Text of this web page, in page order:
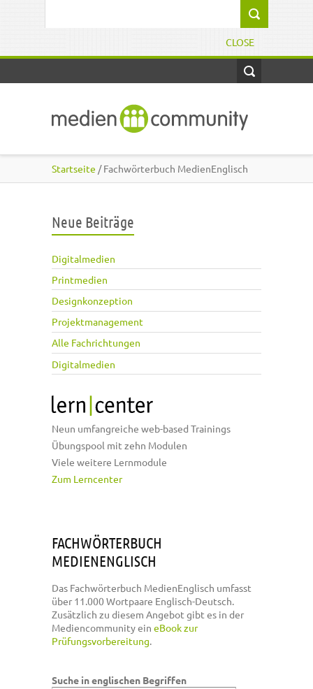
CLOSE
Startseite / Fachwörterbuch MedienEnglisch
Neue Beiträge
Digitalmedien
Printmedien
Designkonzeption
Projektmanagement
Alle Fachrichtungen
Digitalmedien
Neun umfangreiche web-based Trainings
Übungspool mit zehn Modulen
Viele weitere Lernmodule
Zum Lerncenter
FACHWÖRTERBUCH
MEDIENENGLISCH
Das Fachwörterbuch MedienEnglisch umfasst
über 11.000 Wortpaare Englisch-Deutsch.
Zusätzlich zu diesem Angebot gibt es in der
Mediencommunity ein eBook zur
Prüfungsvorbereitung.
Suche in englischen Begriffen